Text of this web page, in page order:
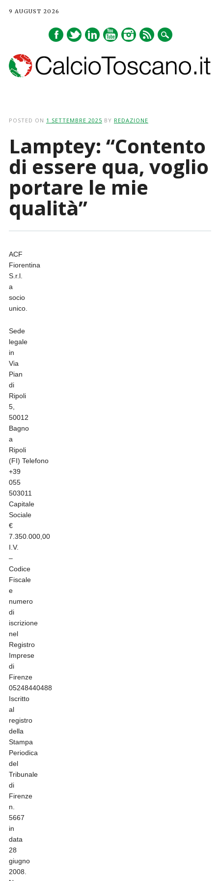
9 AUGUST 2026
POSTED ON 1 SETTEMBRE 2025 BY REDAZIONE
Lamptey: “Contento
di essere qua, voglio
portare le mie
qualità”
ACF
Fiorentina
S.r.l.
a
socio
unico.
Sede
legale
in
Via
Pian
di
Ripoli
5,
50012
Bagno
a
Ripoli
(FI) Telefono
+39
055
503011
Capitale
Sociale
€
7.350.000,00
I.V.
–
Codice
Fiscale
e
numero
di
iscrizione
nel
Registro
Imprese
di
Firenze
05248440488
Iscritto
al
registro
della
Stampa
Periodica
del
Tribunale
di
Firenze
n.
5667
in
data
28
giugno
2008.